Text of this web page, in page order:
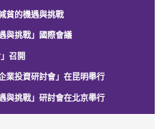
貧的機遇與挑戰
與挑戰」國際會議
召開
業投資研討會」在昆明舉行
與挑戰」研討會在北京舉行